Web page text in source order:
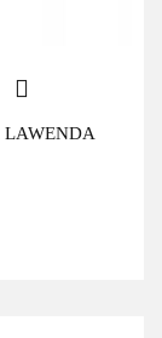
LAWENDA